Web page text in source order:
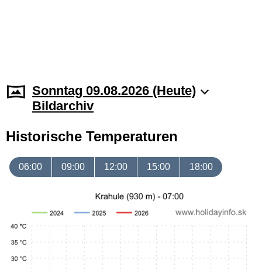
Sonntag 09.08.2026 (Heute)
Bildarchiv
Historische Temperaturen
06:00 09:00 12:00 15:00 18:00